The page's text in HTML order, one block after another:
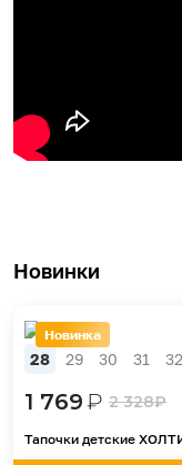
Новинки
Новинка
28 29 30 31 32
1 769₽ 2 328₽
Тапочки детские